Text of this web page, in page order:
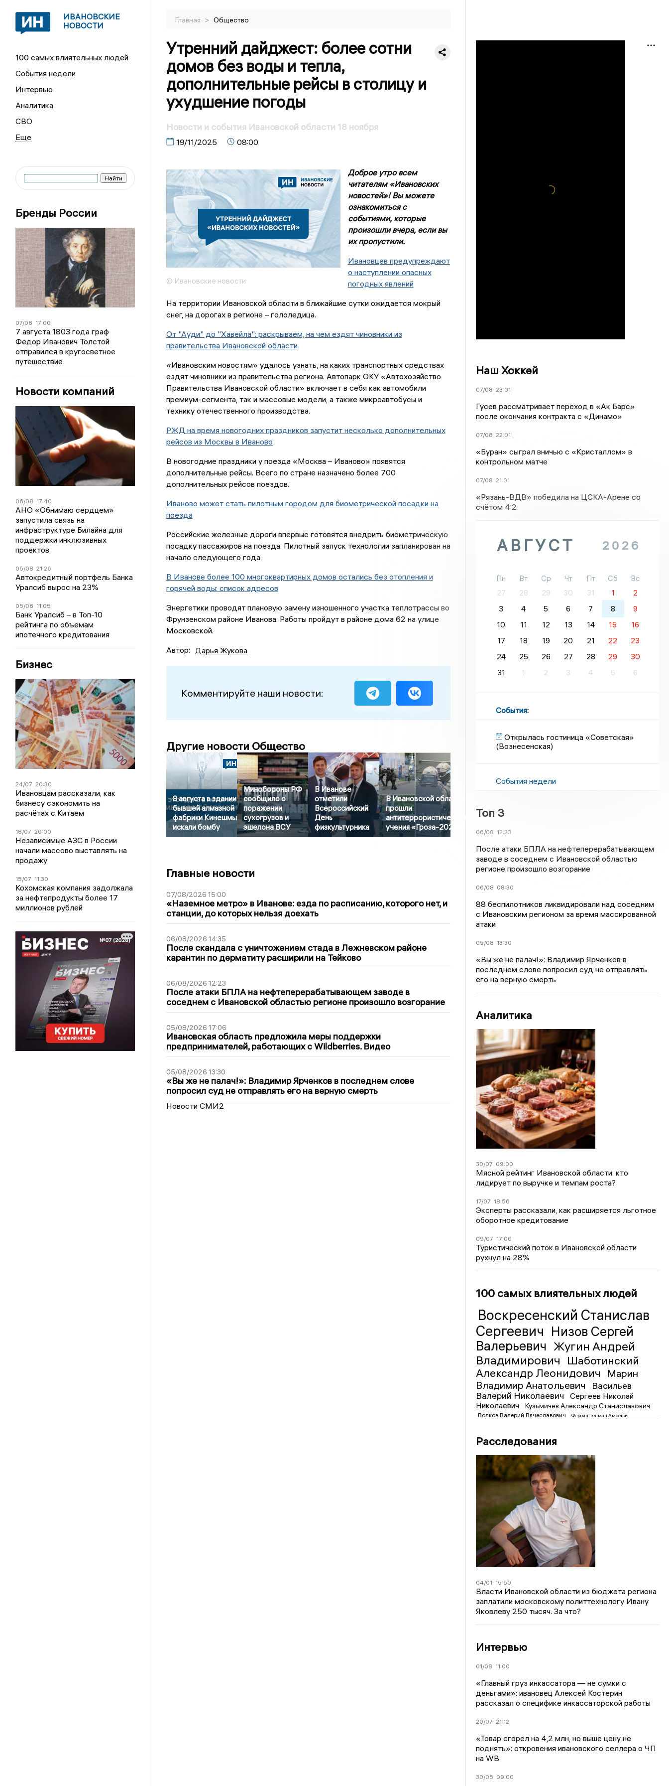
ИВАНОВСКИЕ
НОВОСТИ
100 самых влиятельных людей
События недели
Интервью
Аналитика
СВО
Бренды России
07/08 17:00
7 августа 1803 года граф
Федор Иванович Толстой
отправился в кругосветное
путешествие
Новости компаний
06/08 17:40
АНО «Обнимаю сердцем»
запустила связь на
инфраструктуре Билайна для
поддержки инклюзивных
проектов
05/08 21:26
Автокредитный портфель Банка
Уралсиб вырос на 23%
05/08 11:05
Банк Уралсиб – в Топ-10
рейтинга по объемам
ипотечного кредитования
Бизнес
24/07 20:30
Ивановцам рассказали, как
бизнесу сэкономить на
расчётах с Китаем
18/07 20:00
Независимые АЗС в России
начали массово выставлять на
продажу
15/07 11:30
Кохомская компания задолжала
за нефтепродукты более 17
миллионов рублей
Главная > Общество
Утренний дайджест: более сотни
домов без воды и тепла,
дополнительные рейсы в столицу и
ухудшение погоды
Новости и события Ивановской области 18 ноября
19/11/2025 08:00
© Ивановские новости
Доброе утро всем
читателям «Ивановских
новостей»! Вы можете
ознакомиться с
событиями, которые
произошли вчера, если вы
их пропустили.
Ивановцев предупреждают
о наступлении опасных
погодных явлений
На территории Ивановской области в ближайшие сутки ожидается мокрый
снег, на дорогах в регионе – гололедица.
От "Ауди" до "Хавейла": раскрываем, на чем ездят чиновники из
правительства Ивановской области
«Ивановским новостям» удалось узнать, на каких транспортных средствах
ездят чиновники из правительства региона. Автопарк ОКУ «Автохозяйство
Правительства Ивановской области» включает в себя как автомобили
премиум-сегмента, так и массовые модели, а также микроавтобусы и
технику отечественного производства.
РЖД на время новогодних праздников запустит несколько дополнительных
рейсов из Москвы в Иваново
В новогодние праздники у поезда «Москва – Иваново» появятся
дополнительные рейсы. Всего по стране назначено более 700
дополнительных рейсов поездов.
Иваново может стать пилотным городом для биометрической посадки на
поезда
Российские железные дороги впервые готовятся внедрить биометрическую
посадку пассажиров на поезда. Пилотный запуск технологии запланирован на
начало следующего года.
В Иванове более 100 многоквартирных домов остались без отопления и
горячей воды: список адресов
Энергетики проводят плановую замену изношенного участка теплотрассы во
Фрунзенском районе Иванова. Работы пройдут в районе дома 62 на улице
Московской.
Автор: Дарья Жукова
Комментируйте наши новости:
Другие новости Общество
8 августа в здании
бывшей алмазной
фабрики Кинешмы
искали бомбу
Минобороны РФ
сообщило о
поражении
сухогрузов и
эшелона ВСУ
В Иванове
отметили
Всероссийский
День
физкультурника
В Ивановской области
прошли
антитеррористические
учения «Гроза-2026»
Главные новости
07/08/2026 15:00
«Наземное метро» в Иванове: езда по расписанию, которого нет, и
станции, до которых нельзя доехать
06/08/2026 14:35
После скандала с уничтожением стада в Лежневском районе
карантин по дерматиту расширили на Тейково
06/08/2026 12:23
После атаки БПЛА на нефтеперерабатывающем заводе в
соседнем с Ивановской областью регионе произошло возгорание
05/08/2026 17:06
Ивановская область предложила меры поддержки
предпринимателей, работающих с Wildberries. Видео
05/08/2026 13:30
«Вы же не палач!»: Владимир Ярченков в последнем слове
попросил суд не отправлять его на верную смерть
Новости СМИ2
Наш Хоккей
07/08 23:01
Гусев рассматривает переход в «Ак Барс»
после окончания контракта с «Динамо»
07/08 22:01
«Буран» сыграл вничью с «Кристаллом» в
контрольном матче
07/08 21:01
«Рязань-ВДВ» победила на ЦСКА-Арене со
счётом 4:2
АВГУСТ 2026
Пн Вт Ср Чт Пт Сб
Вс
27
28 29 30 31 1
2
3
4 5 6 7 8
9
10
11 12 13 14 15
16
17
18 19 20 21 22
23
24
25 26 27 28 29
30
31
1 2 3 4 5 6
События:
Открылась гостиница «Советская»
(Вознесенская)
События недели
Топ 3
06/08 12:23
После атаки БПЛА на нефтеперерабатывающем
заводе в соседнем с Ивановской областью
регионе произошло возгорание
06/08 08:30
88 беспилотников ликвидировали над соседним
с Ивановским регионом за время массированной
атаки
05/08 13:30
«Вы же не палач!»: Владимир Ярченков в
последнем слове попросил суд не отправлять
его на верную смерть
Аналитика
30/07 09:00
Мясной рейтинг Ивановской области: кто
лидирует по выручке и темпам роста?
17/07 18:56
Эксперты рассказали, как расширяется льготное
оборотное кредитование
09/07 17:00
Туристический поток в Ивановской области
рухнул на 28%
100 самых влиятельных людей
Воскресенский Станислав
Сергеевич Низов Сергей
Валерьевич Жугин Андрей
Владимирович
Шаботинский
Александр Леонидович
Марин
Владимир Анатольевич
Васильев
Валерий Николаевич
Сергеев Николай
Николаевич
Кузьмичев Александр Станиславович
Волков Валерий Вячеславович Фероян Телман Амоевич
Расследования
04/01 15:50
Власти Ивановской области из бюджета региона
заплатили московскому политтехнологу Ивану
Яковлеву 250 тысяч. За что?
Интервью
01/08 11:00
«Главный груз инкассатора — не сумки с
деньгами»: ивановец Алексей Костерин
рассказал о специфике инкассаторской работы
20/07 21:12
«Товар сгорел на 4,2 млн, но выше цену не
поднять»: откровения ивановского селлера о ЧП
на WB
30/05 09:00